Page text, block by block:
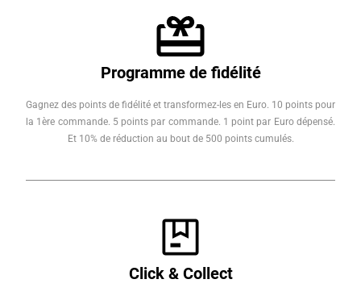
Programme de fidélité
Gagnez des points de fidélité et transformez-les en Euro. 10 points pour
la 1ère commande. 5 points par commande. 1 point par Euro dépensé.
Et 10% de réduction au bout de 500 points cumulés.
Click & Collect